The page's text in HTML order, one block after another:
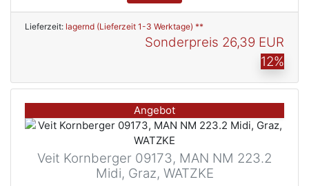
Lieferzeit: lagernd (Lieferzeit 1-3 Werktage) **
Sonderpreis 26,39 EUR
12%
Angebot
Veit Kornberger 09173, MAN NM 223.2
Midi, Graz, WATZKE